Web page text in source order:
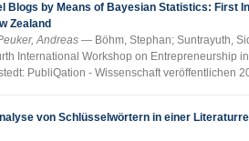
Blogs by Means of Bayesian Statistics: First
Zealand
Andreas
Böhm, Stephan; Suntrayuth,
International Workshop on Entrepreneurship
PubliQation - Wissenschaft veröffentlichen
von Schlüsselwörtern in einer